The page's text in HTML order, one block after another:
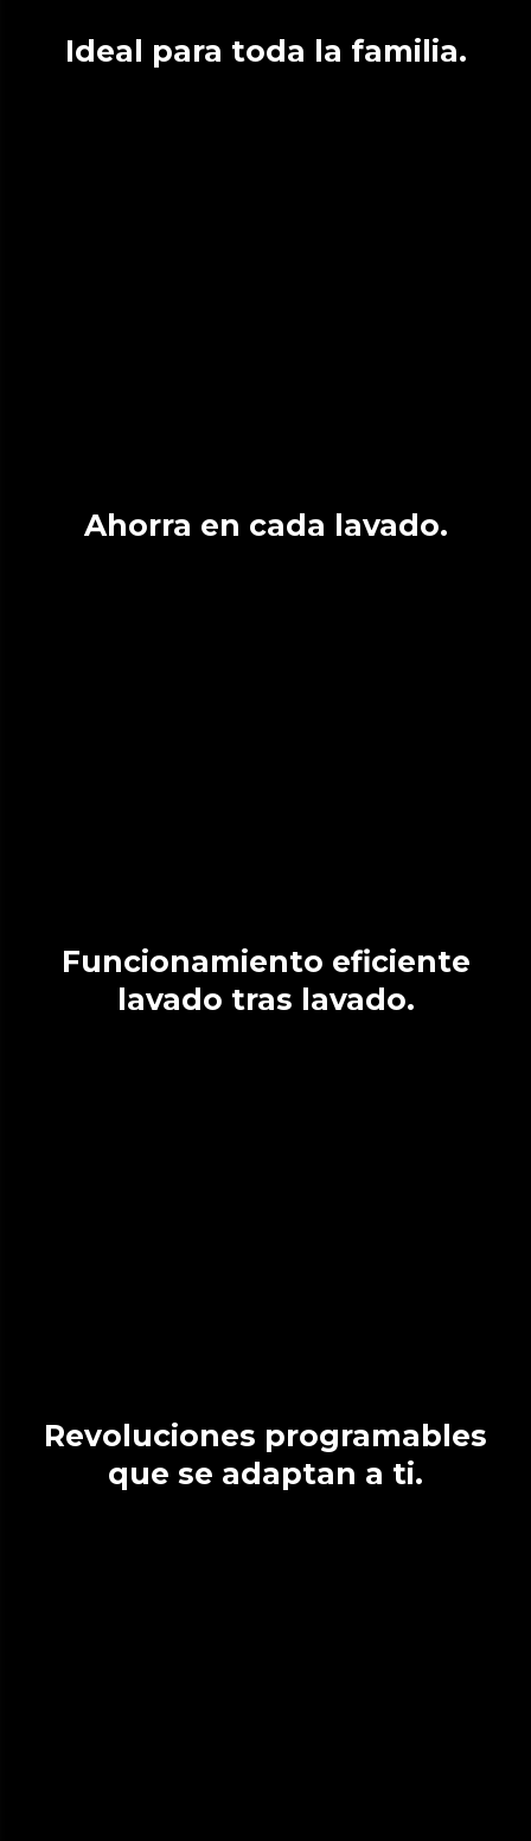
Ideal para toda la familia.
Ahorra en cada lavado.
Funcionamiento eficiente
lavado tras lavado.
Revoluciones programables
que se adaptan a ti.